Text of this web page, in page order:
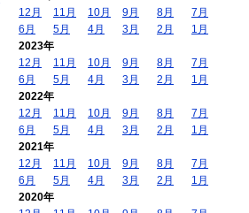
12月
11月 10月 9月 8月
7月
6月
5月 4月 3月 2月
1月
2023年
12月
11月 10月 9月 8月
7月
6月
5月 4月 3月 2月
1月
2022年
12月
11月 10月 9月 8月
7月
6月
5月 4月 3月 2月
1月
2021年
12月
11月 10月 9月 8月
7月
6月
5月 4月 3月 2月
1月
2020年